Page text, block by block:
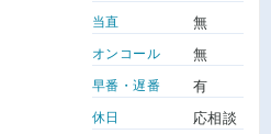
当直 無
オンコール 無
早番・遅番 有
休日 応相談